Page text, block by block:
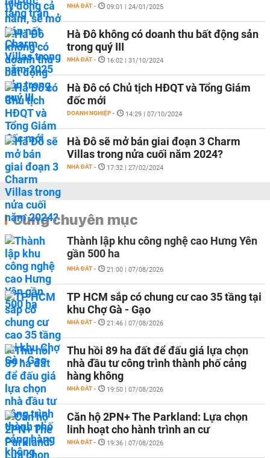
NHÀ ĐẤT - 09:01 | 24/01/2025
Hà Đô không có doanh thu bất động sản
trong quý III
NHÀ ĐẤT - 16:02 | 31/10/2024
Hà Đô có Chủ tịch HĐQT và Tổng Giám
đốc mới
DOANH NGHIỆP - 14:29 | 07/10/2024
Hà Đô sẽ mở bán giai đoạn 3 Charm
Villas trong nửa cuối năm 2024?
NHÀ ĐẤT - 17:32 | 27/02/2024
Cùng chuyên mục
Thành lập khu công nghệ cao Hưng Yên
gần 500 ha
NHÀ ĐẤT - 21:00 | 07/08/2026
TP HCM sắp có chung cư cao 35 tầng tại
khu Chợ Gà - Gạo
NHÀ ĐẤT - 21:46 | 07/08/2026
Thu hồi 89 ha đất để đấu giá lựa chọn
nhà đầu tư công trình thành phố cảng
hàng không
NHÀ ĐẤT - 19:50 | 07/08/2026
Căn hộ 2PN+ The Parkland: Lựa chọn
linh hoạt cho hành trình an cư
NHÀ ĐẤT - 19:36 | 07/08/2026